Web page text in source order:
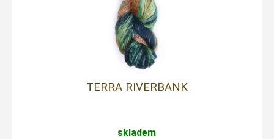
TERRA RIVERBANK
skladem